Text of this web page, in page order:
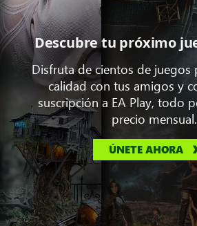
Descubre tu próximo
Disfruta de cientos de juegos
calidad con tus amigos y
suscripción a EA Play, todo
precio mensual.
ÚNETE AHORA